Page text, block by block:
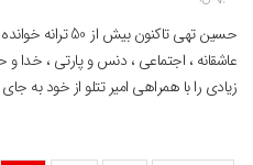
حسین تهی تاکنون
عاشقانه ، اجتماعی ، دنس و پارتی ،